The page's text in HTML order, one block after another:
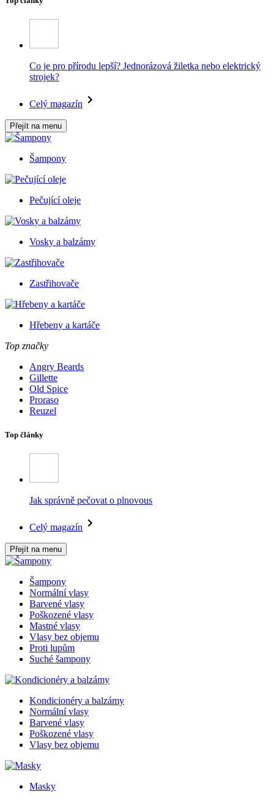
Co je pro přírodu lepší? Jednorázová žiletka nebo elektrický
strojek?
Celý magazín
Přejít na menu
Šampony
Pečující oleje
Vosky a balzámy
Zastřihovače
Hřebeny a kartáče
Top značky
Angry Beards
Gillette
Old Spice
Proraso
Reuzel
Top články
Jak správně pečovat o plnovous
Celý magazín
Přejít na menu
Šampony
Normální vlasy
Barvené vlasy
Poškozené vlasy
Mastné vlasy
Vlasy bez objemu
Proti lupům
Suché šampony
Kondicionéry a balzámy
Normální vlasy
Barvené vlasy
Poškozené vlasy
Vlasy bez objemu
Masky